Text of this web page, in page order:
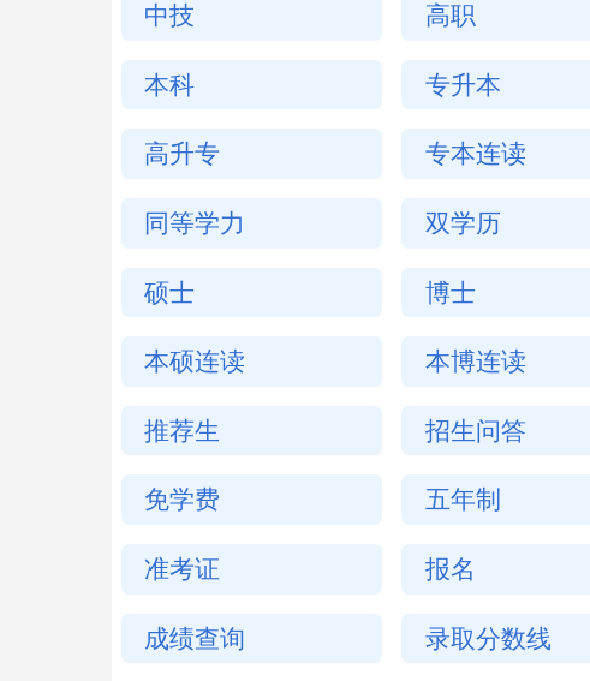
中技 高职
本科 专升本
高升专 专本连读
同等学力 双学历
硕士 博士
本硕连读 本博连读
推荐生 招生问答
免学费 五年制
准考证 报名
成绩查询 录取分数线